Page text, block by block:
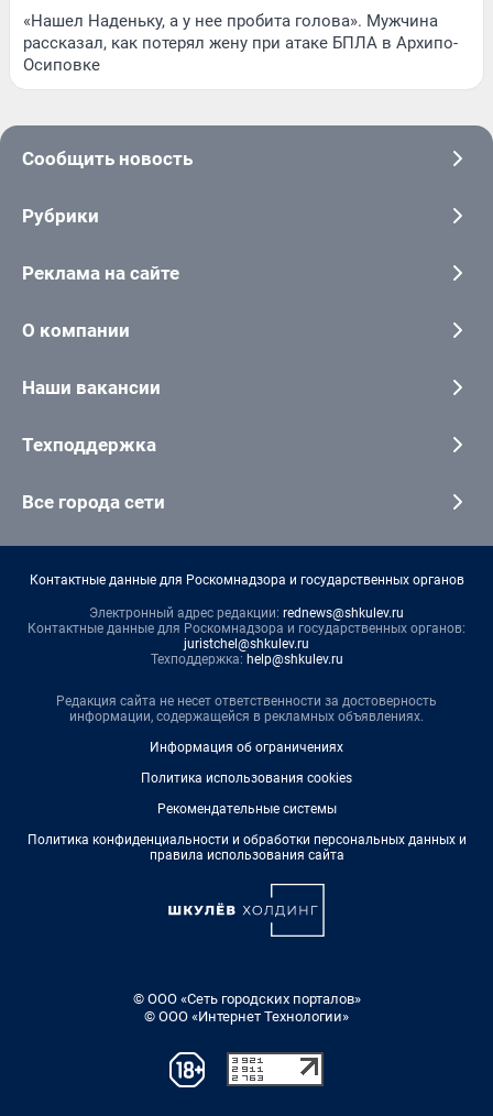
«Нашел Наденьку, а у нее пробита голова». Мужчина
рассказал, как потерял жену при атаке БПЛА в Архипо-
Осиповке
Сообщить новость
Рубрики
Реклама на сайте
О компании
Наши вакансии
Техподдержка
Все города сети
Контактные данные для Роскомнадзора и государственных органов
Электронный адрес редакции: rednews@shkulev.ru
Контактные данные для Роскомнадзора и государственных органов:
juristchel@shkulev.ru
Техподдержка: help@shkulev.ru
Редакция сайта не несет ответственности за достоверность
информации, содержащейся в рекламных объявлениях.
Информация об ограничениях
Политика использования cookies
Рекомендательные системы
Политика конфиденциальности и обработки персональных данных и
правила использования сайта
© ООО «Сеть городских порталов»
© ООО «Интернет Технологии»